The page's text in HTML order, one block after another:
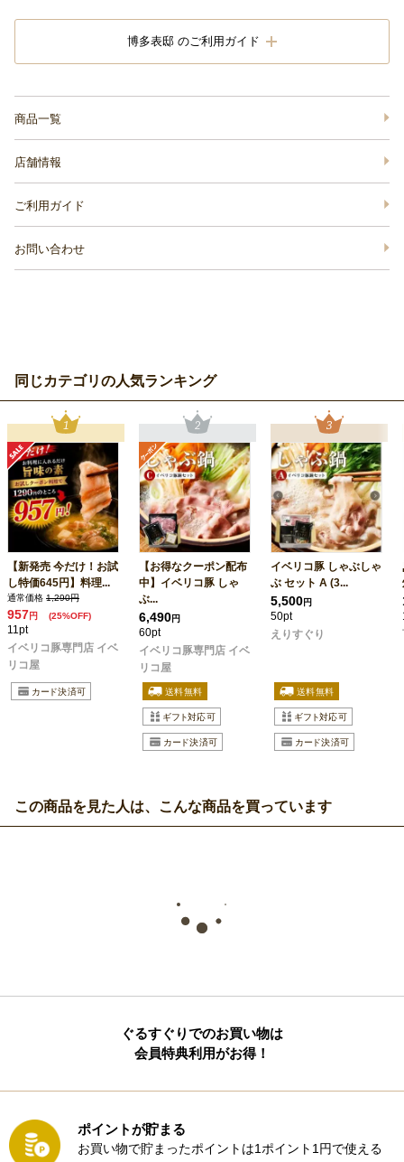
博多表邸 のご利用ガイド
商品一覧
店舗情報
ご利用ガイド
お問い合わせ
同じカテゴリの人気ランキング
【新発売 今だけ！お試
し特価645円】料理...
通常価格 1,290円
957円 (25%OFF)
11pt
イベリコ豚専門店 イベ
リコ屋
【お得なクーポン配布
中】イベリコ豚 しゃ
ぶ...
6,490円
60pt
イベリコ豚専門店 イベ
リコ屋
イベリコ豚 しゃぶしゃ
ぶ セット A (3...
5,500円
50pt
えりすぐり
この商品を見た人は、こんな商品を買っています
ぐるすぐりでのお買い物は
会員特典利用がお得！
ポイントが貯まる
お買い物で貯まったポイントは1ポイント1円で使える